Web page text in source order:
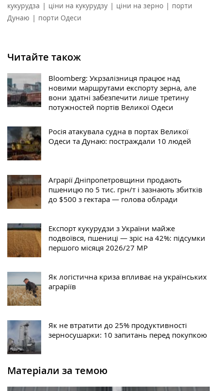
кукурудза | ціни на кукурудзу | ціни на зерно | порти
Дунаю | порти Одеси
Читайте також
Bloomberg: Укрзалізниця працює над
новими маршрутами експорту зерна, але
вони здатні забезпечити лише третину
потужностей портів Великої Одеси
Росія атакувала судна в портах Великої
Одеси та Дунаю: постраждали 10 людей
Аграрії Дніпропетровщини продають
пшеницю по 5 тис. грн/т і зазнають збитків
до $500 з гектара — голова облради
Експорт кукурудзи з України майже
подвоївся, пшениці — зріс на 42%: підсумки
першого місяця 2026/27 МР
Як логістична криза впливає на українських
аграріїв
Як не втратити до 25% продуктивності
зерносушарки: 10 запитань перед покупкою
Матеріали за темою